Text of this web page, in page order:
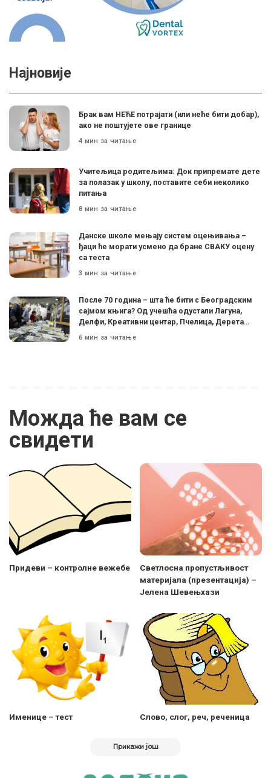
Најновије
Брак вам НЕЋЕ потрајати (или неће бити добар),
ако не поштујете ове границе
4 мин за читање
Учитељица родитељима: Док припремате дете
за полазак у школу, поставите себи неколико
питања
8 мин за читање
Данске школе мењају систем оцењивања –
ђаци ће морати усмено да бране СВАКУ оцену
са теста
3 мин за читање
После 70 година – шта ће бити с Београдским
сајмом књига? Од учешћа одустали Лагуна,
Делфи, Креативни центар, Пчелица, Дерета…
6 мин за читање
Можда ће вам се
свидети
Придеви – контролне вежебе
Светлосна пропустљивост
материјала (презентација) –
Јелена Шевењхази
Именице – тест Слово, слог, реч, реченица
Прикажи још